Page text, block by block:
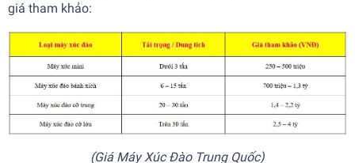
giá tham khảo:
(Giá Máy Xúc Đào Trung Quốc)